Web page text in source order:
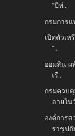
“ปีท่...
กรมการแ
เปิดตัวเห
“...
ออมสิน ผ
เรื...
กรมควบ
ลายใน
องค์การ
ราชูปถั